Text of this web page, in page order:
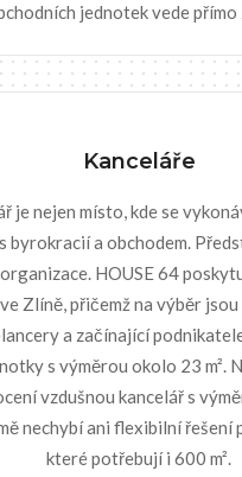
jednotek vede přímo
Kanceláře
je nejen místo, kde se
byrokracií a obchodem.
HOUSE 64
Zlíně, přičemž na výběr
a začínající
s výměrou okolo 23 m².
vzdušnou kancelář s
nechybí ani flexibilní řešení
které potřebují i 600 m².